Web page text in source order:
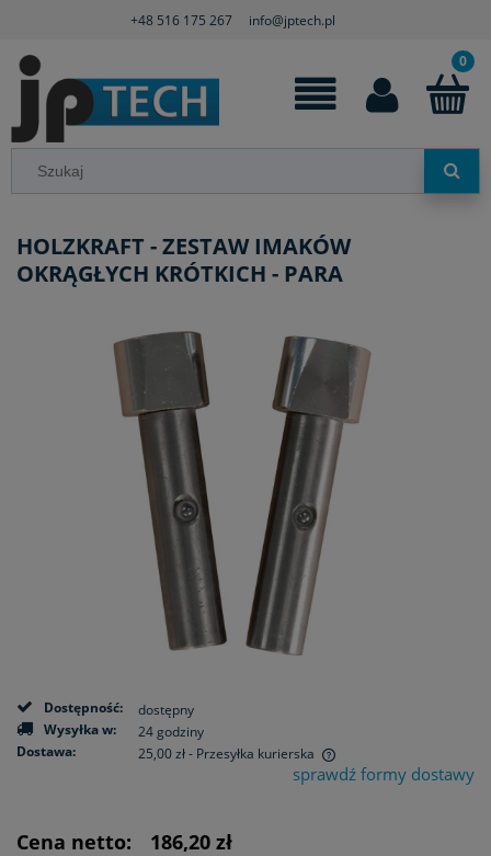
+48 516 175 267 info@jptech.pl
HOLZKRAFT - ZESTAW IMAKÓW
OKRĄGŁYCH KRÓTKICH - PARA
Dostępność:
dostępny
Wysyłka w:
24 godziny
Dostawa:
25,00 zł - Przesyłka kurierska
Cena nie zawiera ewentualnych kosztów płatnościsprawdź formy dostawy
Cena netto: 186,20 zł